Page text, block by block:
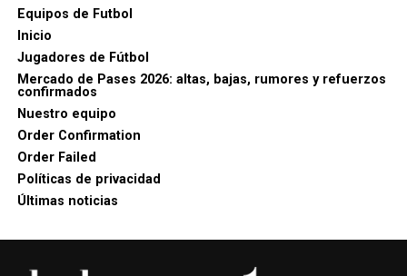
Equipos de Futbol
Inicio
Jugadores de Fútbol
Mercado de Pases 2026: altas, bajas, rumores y refuerzos
confirmados
Nuestro equipo
Order Confirmation
Order Failed
Políticas de privacidad
Últimas noticias